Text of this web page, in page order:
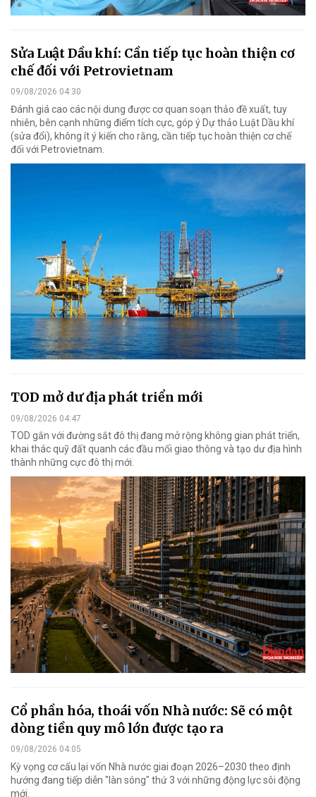
Sửa Luật Dầu khí: Cần tiếp tục hoàn thiện cơ
chế đối với Petrovietnam
09/08/2026 04:30
Đánh giá cao các nội dung được cơ quan soạn thảo đề xuất, tuy
nhiên, bên cạnh những điểm tích cực, góp ý Dự thảo Luật Dầu khí
(sửa đổi), không ít ý kiến cho rằng, cần tiếp tục hoàn thiện cơ chế
đối với Petrovietnam.
TOD mở dư địa phát triển mới
09/08/2026 04:47
TOD gắn với đường sắt đô thị đang mở rộng không gian phát triển,
khai thác quỹ đất quanh các đầu mối giao thông và tạo dư địa hình
thành những cực đô thị mới.
Cổ phần hóa, thoái vốn Nhà nước: Sẽ có một
dòng tiền quy mô lớn được tạo ra
09/08/2026 04:05
Kỳ vọng cơ cấu lại vốn Nhà nước giai đoạn 2026–2030 theo định
hướng đang tiếp diễn "làn sóng" thứ 3 với những động lực sôi động
mới.